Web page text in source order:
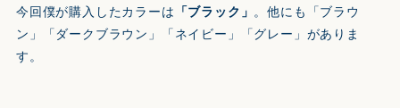
今回僕が購入したカラーは 「ブラック」 。他にも「ブラウ
ン」「ダークブラウン」「ネイビー」「グレー」がありま
す。